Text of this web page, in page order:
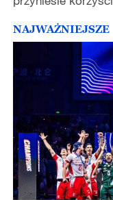
NAJWAŻNIEJSZE